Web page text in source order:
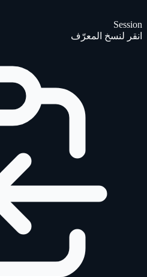
Session
انقر لنسخ المعرّف